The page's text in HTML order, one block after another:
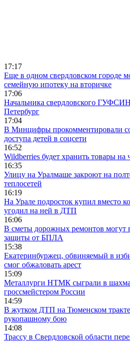
17:17
Еще в одном свердловском городе
семейную ипотеку на вторичке
17:06
Начальника свердловского
Петербург
17:04
В Минцифры прокомментировали
доступа детей в соцсети
16:52
Wildberries будет хранить товары на
16:35
Улицу на Уралмаше закроют на
теплосетей
16:19
На Урале подросток купил вместо
угодил на ней в ДТП
16:06
В сметы дорожных ремонтов могут
защиты от БПЛА
15:38
Екатеринбуржец, обвиняемый в
смог обжаловать арест
15:09
Металлурги НТМК сыграли в
гроссмейстером России
14:59
В жутком ДТП на Тюменском
рукопашному бою
14:08
Трассу в Свердловской области